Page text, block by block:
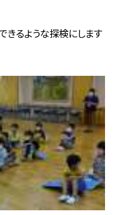
きるような探検にします